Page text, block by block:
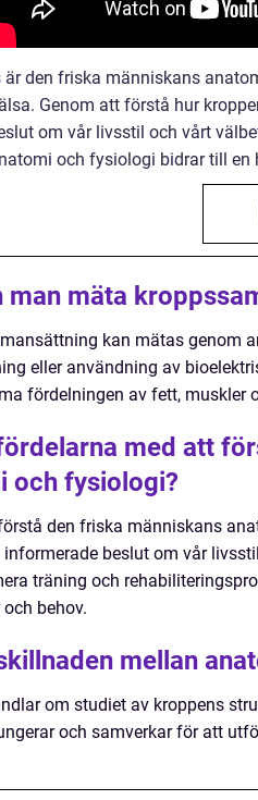
den friska människans
Genom att förstå hur
om vår livsstil och vårt
och fysiologi bidrar till en
man mäta
kan mätas genom
eller användning av
fördelningen av fett, muskler
med att
och fysiologi?
den friska människans
beslut om vår
träning och
behov.
mellan
om studiet av kroppens
och samverkar för att